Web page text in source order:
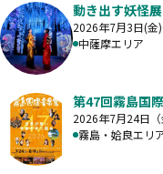
動き出す妖怪展
2026年7月3日(
日（祝日と最終日
中薩摩エリア
第47回霧島国
2026年7月24日（
霧島・姶良エリ